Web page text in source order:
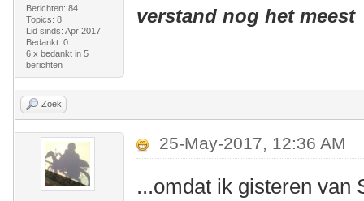
Berichten: 84
Topics: 8
Lid sinds: Apr 2017
Bedankt: 0
6 x bedankt in 5
berichten
verstand nog het meest
Zoek
25-May-2017, 12:36 AM
...omdat ik gisteren van